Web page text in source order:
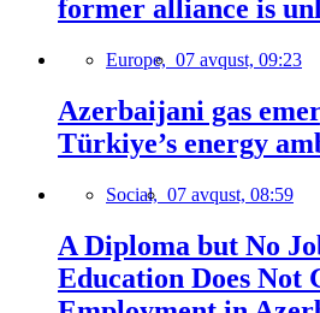
former alliance is
Europe, 07 avqust, 09:23
Azerbaijani gas
Türkiye’s energy
Social, 07 avqust, 08:59
A Diploma but No
Education Does Not